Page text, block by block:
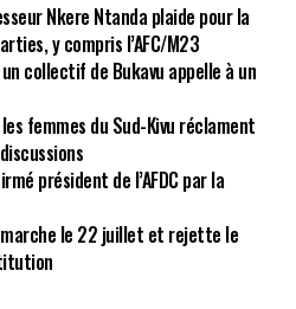
Nkere Ntanda plaide pour la
y compris l’AFC/M23
un collectif de Bukavu appelle à un
femmes du Sud-Kivu réclament
président de l’AFDC par la
marche le 22 juillet et rejette le